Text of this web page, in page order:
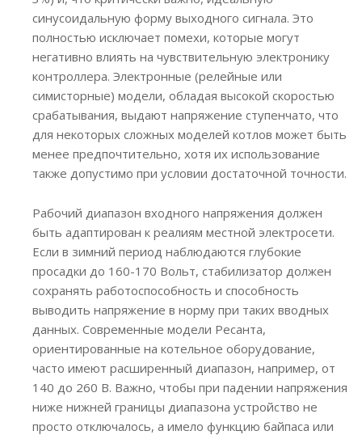
синусоидальную форму выходного сигнала. Это
полностью исключает помехи, которые могут
негативно влиять на чувствительную электронику
контроллера. Электронные (релейные или
симисторные) модели, обладая высокой скоростью
срабатывания, выдают напряжение ступенчато, что
для некоторых сложных моделей котлов может быть
менее предпочтительно, хотя их использование
также допустимо при условии достаточной точности.
Рабочий диапазон входного напряжения должен
быть адаптирован к реалиям местной электросети.
Если в зимний период наблюдаются глубокие
просадки до 160-170 Вольт, стабилизатор должен
сохранять работоспособность и способность
выводить напряжение в норму при таких вводных
данных. Современные модели Ресанта,
ориентированные на котельное оборудование,
часто имеют расширенный диапазон, например, от
140 до 260 В. Важно, чтобы при падении напряжения
ниже нижней границы диапазона устройство не
просто отключалось, а имело функцию байпаса или